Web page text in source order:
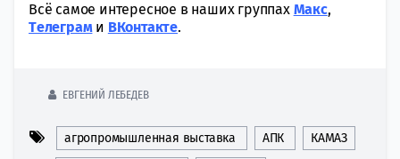
Всё самое интересное в наших группах Макс,
Tелеграми ВКонтакте.
ЕВГЕНИЙ ЛЕБЕДЕВ
агропромышленная выставка АПК КАМАЗ